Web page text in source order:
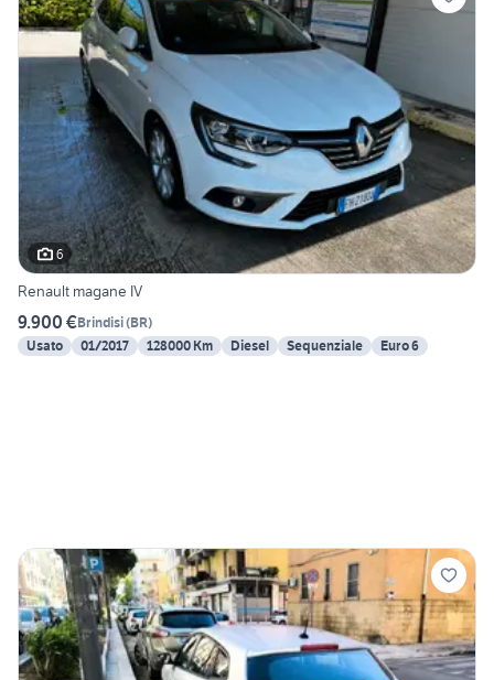
6
Renault magane IV
9.900 €Brindisi(BR)
Usato
01/2017 128000 Km Diesel Sequenziale Euro 6